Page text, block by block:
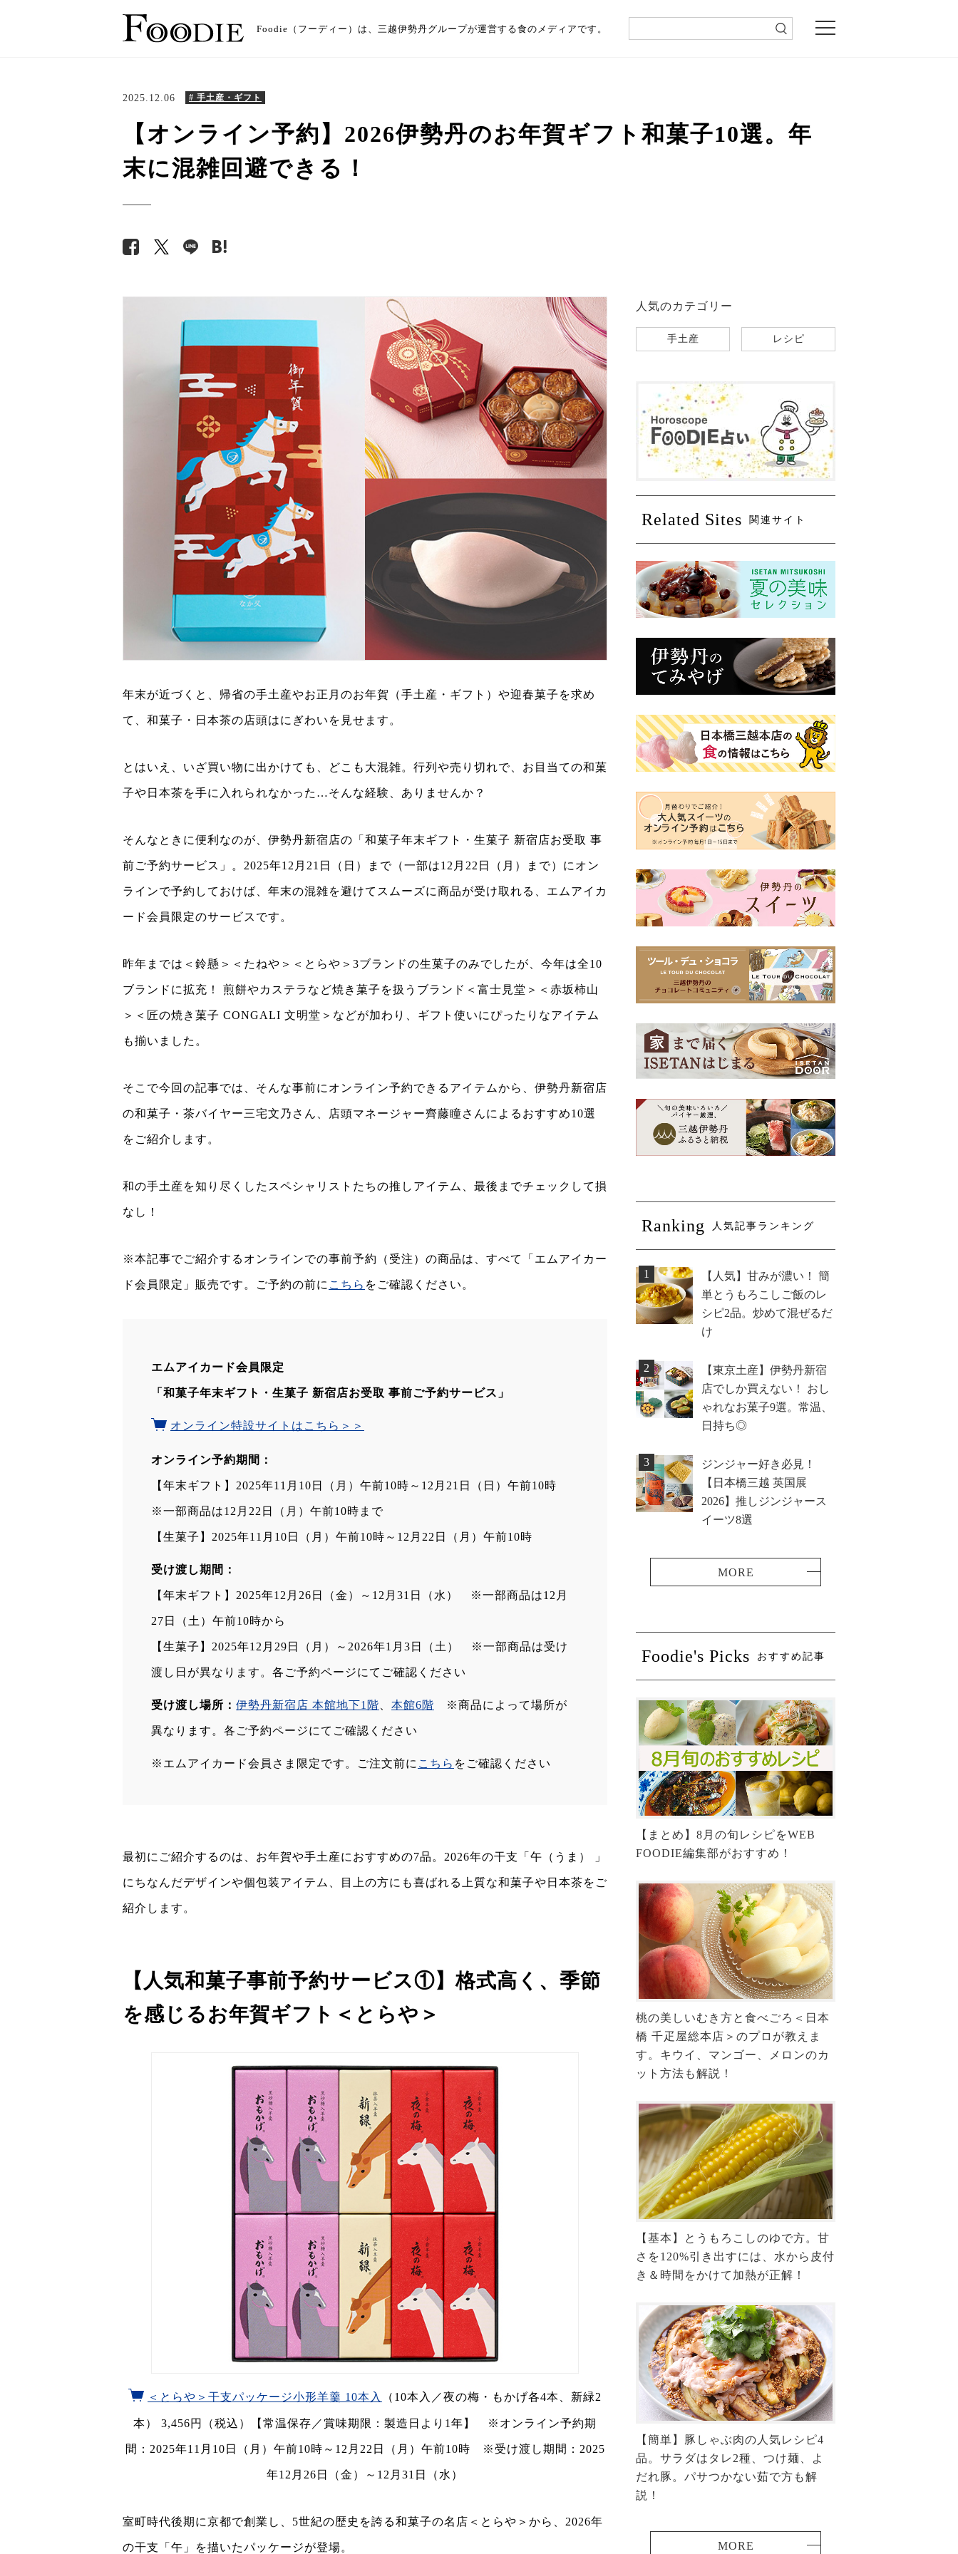
Foodie（フーディー）は、三越伊勢丹グループが運営する食のメディアです。
2025.12.06 # 手土産・ギフト
【オンライン予約】2026伊勢丹のお年賀ギフト和菓子10選。年
末に混雑回避できる！
年末が近づくと、帰省の手土産やお正月のお年賀（手土産・ギフト）や迎春菓子を求め
て、和菓子・日本茶の店頭はにぎわいを見せます。
とはいえ、いざ買い物に出かけても、どこも大混雑。行列や売り切れで、お目当ての和菓
子や日本茶を手に入れられなかった…そんな経験、ありませんか？
そんなときに便利なのが、伊勢丹新宿店の「和菓子年末ギフト・生菓子 新宿店お受取 事
前ご予約サービス」。2025年12月21日（日）まで（一部は12月22日（月）まで）にオン
ラインで予約しておけば、年末の混雑を避けてスムーズに商品が受け取れる、エムアイカ
ード会員限定のサービスです。
昨年までは＜鈴懸＞＜たねや＞＜とらや＞3ブランドの生菓子のみでしたが、今年は全10
ブランドに拡充！ 煎餅やカステラなど焼き菓子を扱うブランド＜富士見堂＞＜赤坂柿山
＞＜匠の焼き菓子 CONGALI 文明堂＞などが加わり、ギフト使いにぴったりなアイテム
も揃いました。
そこで今回の記事では、そんな事前にオンライン予約できるアイテムから、伊勢丹新宿店
の和菓子・茶バイヤー三宅文乃さん、店頭マネージャー齊藤瞳さんによるおすすめ10選
をご紹介します。
和の手土産を知り尽くしたスペシャリストたちの推しアイテム、最後までチェックして損
なし！
※本記事でご紹介するオンラインでの事前予約（受注）の商品は、すべて「エムアイカー
ド会員限定」販売です。ご予約の前に こちら をご確認ください。
エムアイカード会員限定
「和菓子年末ギフト・生菓子 新宿店お受取 事前ご予約サービス」
オンライン特設サイトはこちら＞＞
オンライン予約期間：
【年末ギフト】2025年11月10日（月）午前10時～12月21日（日）午前10時
※一部商品は12月22日（月）午前10時まで
【生菓子】2025年11月10日（月）午前10時～12月22日（月）午前10時
受け渡し期間：
【年末ギフト】2025年12月26日（金）～12月31日（水） ※一部商品は12月
27日（土）午前10時から
【生菓子】2025年12月29日（月）～2026年1月3日（土） ※一部商品は受け
渡し日が異なります。各ご予約ページにてご確認ください
受け渡し場所： 伊勢丹新宿店 本館地下1階 本館6階 ※商品によって場所が
異なります。各ご予約ページにてご確認ください
※エムアイカード会員さま限定です。ご注文前に こちら をご確認ください
最初にご紹介するのは、お年賀や手土産におすすめの7品。2026年の干支「午（うま） 」
にちなんだデザインや個包装アイテム、目上の方にも喜ばれる上質な和菓子や日本茶をご
紹介します。
【人気和菓子事前予約サービス①】格式高く、季節
を感じるお年賀ギフト＜とらや＞
＜とらや＞干支パッケージ小形羊羹 10本入 （10本入／夜の梅・もかげ各4本、新緑2
本） 3,456円（税込）【常温保存／賞味期限：製造日より1年】 ※オンライン予約期
間：2025年11月10日（月）午前10時～12月22日（月）午前10時 ※受け渡し期間：2025
年12月26日（金）～12月31日（水）
室町時代後期に京都で創業し、5世紀の歴史を誇る和菓子の名店＜とらや＞から、2026年
の干支「午」を描いたパッケージが登場。
人気のカテゴリー
手土産 レシピ
Related Sites 関連サイト
Ranking 人気記事ランキング
1
【人気】甘みが濃い！ 簡
単とうもろこしご飯のレ
シピ2品。炒めて混ぜるだ
け
2
【東京土産】伊勢丹新宿
店でしか買えない！ おし
ゃれなお菓子9選。常温、
日持ち◎
3
ジンジャー好き必見！
【日本橋三越 英国展
2026】推しジンジャース
イーツ8選
Foodie's Picks おすすめ記事
【まとめ】8月の旬レシピをWEB
FOODIE編集部がおすすめ！
桃の美しいむき方と食べごろ＜日本
橋 千疋屋総本店＞のプロが教えま
す。キウイ、マンゴー、メロンのカ
ット方法も解説！
【基本】とうもろこしのゆで方。甘
さを120%引き出すには、水から皮付
き＆時間をかけて加熱が正解！
【簡単】豚しゃぶ肉の人気レシピ4
品。サラダはタレ2種、つけ麺、よ
だれ豚。パサつかない茹で方も解
説！
MORE